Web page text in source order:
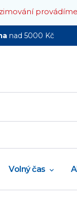
nad 5000 Kč
Volný čas